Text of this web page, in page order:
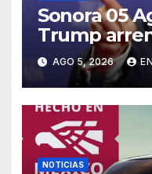
Sonora 05
Trump
México,
potencias
abusos
AGO 5, 2026
NOTICIAS